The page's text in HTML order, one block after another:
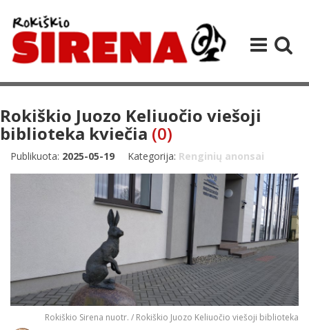
Rokiškio Juozo Keliuočio viešoji
biblioteka kviečia (0)
Publikuota: 2025-05-19 Kategorija: Renginių anonsai
Rokiškio Sirena nuotr. / Rokiškio Juozo Keliuočio viešoji biblioteka